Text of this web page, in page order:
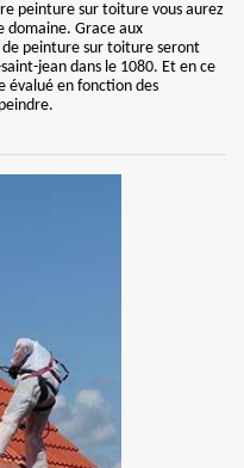
peinture sur toiture vous aurez
domaine. Grace aux
de peinture sur toiture seront
jean dans le 1080. Et en ce
évalué en fonction des